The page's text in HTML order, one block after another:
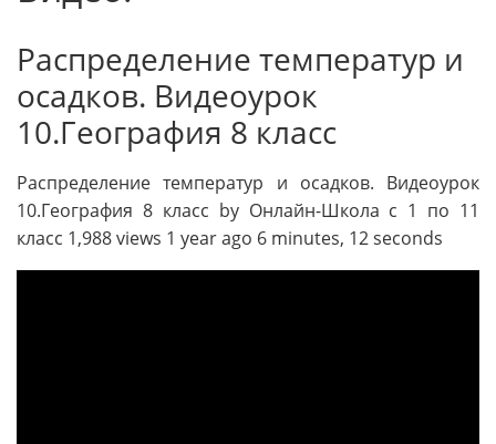
Распределение температур и
осадков. Видеоурок
10.География 8 класс
Распределение температур и осадков. Видеоурок
10.География 8 класс by Онлайн-Школа с 1 по 11
класс 1,988 views 1 year ago 6 minutes, 12 seconds